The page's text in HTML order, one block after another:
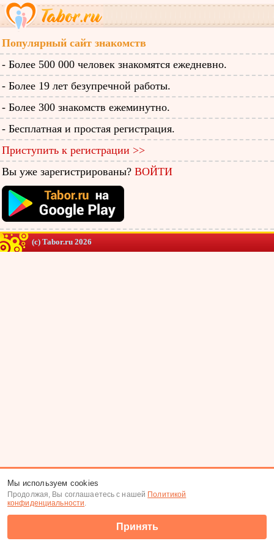
Популярный сайт знакомств
- Более 500 000 человек знакомятся ежедневно.
- Более 19 лет безупречной работы.
- Более 300 знакомств ежеминутно.
- Бесплатная и простая регистрация.
Приступить к регистрации >>
Вы уже зарегистрированы? ВОЙТИ
(c) Tabor.ru 2026
Мы используем cookies
Продолжая, Вы соглашаетесь с нашей Политикой
конфиденциальности.
Принять